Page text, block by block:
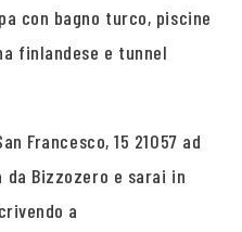
con bagno turco, piscine
finlandese e tunnel
Francesco, 15 21057 ad
da Bizzozero e sarai in
a